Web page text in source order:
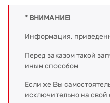
* ВНИМАНИЕ!
Информация,
Перед заказом такой
иным способом
Если же Вы
исключительно на свой